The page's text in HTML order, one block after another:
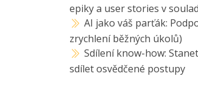
epiky a user stories v
AI jako váš parťák:
zrychlení běžných úkolů)
Sdílení know-how:
sdílet osvědčené postupy